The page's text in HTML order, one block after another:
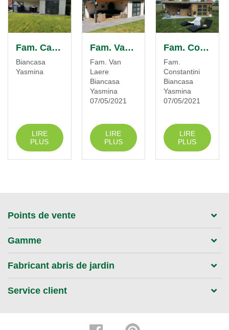
Fam. Castro
Biancasa
Yasmina
LIRE
PLUS
Fam. Van Laere
Fam. Van
Laere
Biancasa
Yasmina
07/05/2021
LIRE
PLUS
Fam. Constantini
Fam.
Constantini
Biancasa
Yasmina
07/05/2021
LIRE
PLUS
Points de vente
Gamme
Fabricant abris de jardin
Service client